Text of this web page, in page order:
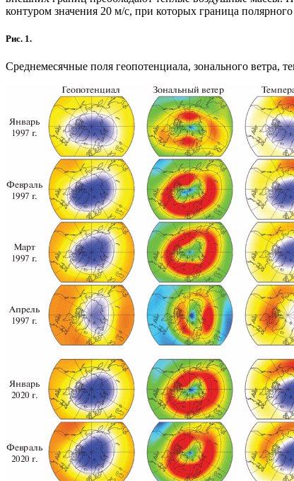
контуром значения 20 м/с, при которых граница
Рис. 1.
Среднемесячные поля геопотенциала, зонального ветра,